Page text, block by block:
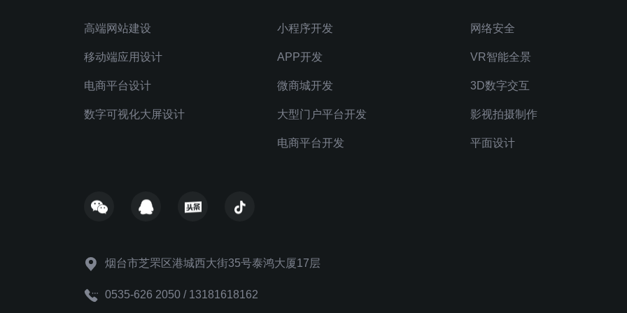
高端网站建设
移动端应用设计
电商平台设计
数字可视化大屏设计
小程序开发
APP开发
微商城开发
大型门户平台开发
电商平台开发
网络安全
VR智能全景
3D数字交互
影视拍摄制作
平面设计
烟台市芝罘区港城西大街35号泰鸿大厦17层
0535-626 2050 / 13181618162